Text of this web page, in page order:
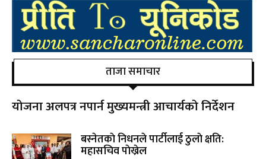
ताजा समाचार
योजना अलपत्र नपार्न मुख्यमन्त्री आचार्यको निर्देशन
बस्नेतकाे निधनले पार्टीलाई ठुलाे क्षति:
महासचिव पाेख्रेल